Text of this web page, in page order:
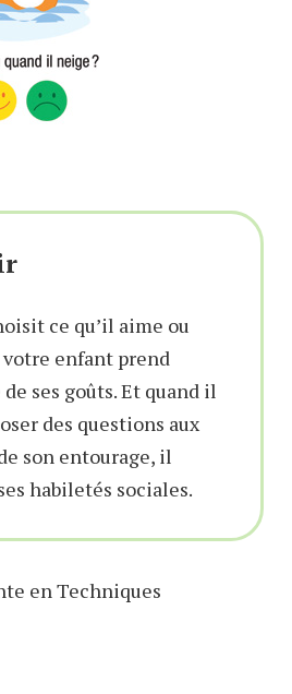
ce qu’il aime ou
votre enfant prend
ses goûts. Et quand il
des questions aux
son entourage, il
habiletés sociales.
en Techniques